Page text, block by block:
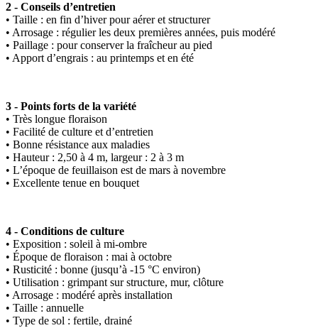
2 - Conseils d’entretien
• Taille : en fin d’hiver pour aérer et structurer
• Arrosage : régulier les deux premières années, puis modéré
• Paillage : pour conserver la fraîcheur au pied
• Apport d’engrais : au printemps et en été
3 - Points forts de la variété
• Très longue floraison
• Facilité de culture et d’entretien
• Bonne résistance aux maladies
• Hauteur : 2,50 à 4 m, largeur : 2 à 3 m
• L’époque de feuillaison est de mars à novembre
• Excellente tenue en bouquet
4 - Conditions de culture
• Exposition : soleil à mi-ombre
• Époque de floraison : mai à octobre
• Rusticité : bonne (jusqu’à -15 °C environ)
• Utilisation : grimpant sur structure, mur, clôture
• Arrosage : modéré après installation
• Taille : annuelle
• Type de sol : fertile, drainé